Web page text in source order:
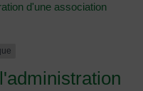
d'une association